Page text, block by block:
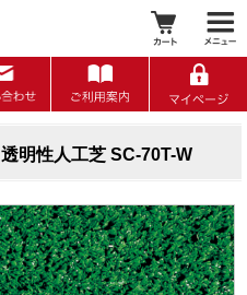
明性人工芝 SC-70T-W